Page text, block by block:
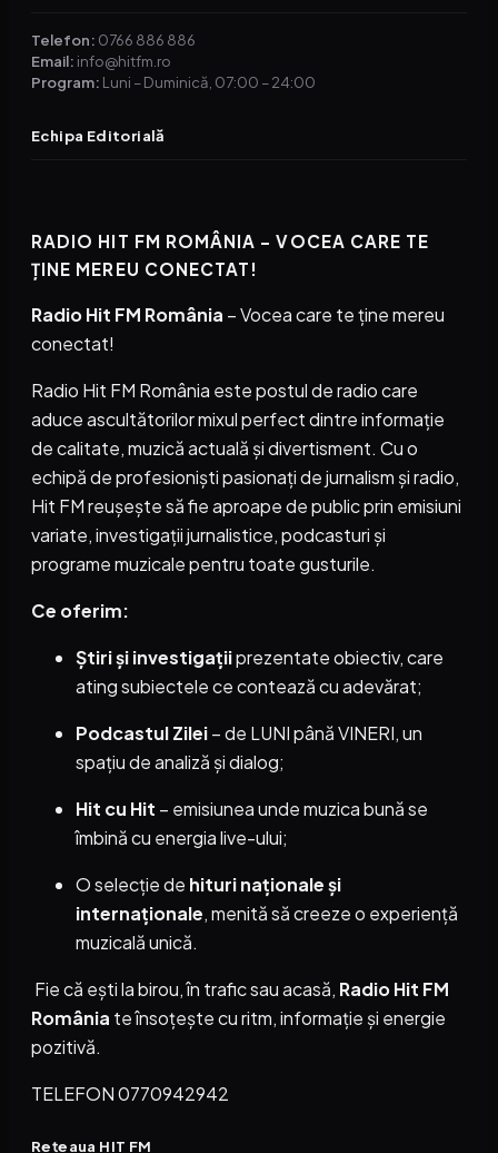
Telefon: 0766 886 886
Email: info@hitfm.ro
Program: Luni – Duminică, 07:00 – 24:00
Echipa Editorială
RADIO HIT FM ROMÂNIA – VOCEA CARE TE
ȚINE MEREU CONECTAT!
Radio Hit FM România – Vocea care te ține mereu
conectat!
Radio Hit FM România este postul de radio care
aduce ascultătorilor mixul perfect dintre informație
de calitate, muzică actuală și divertisment. Cu o
echipă de profesioniști pasionați de jurnalism și radio,
Hit FM reușește să fie aproape de public prin emisiuni
variate, investigații jurnalistice, podcasturi și
programe muzicale pentru toate gusturile.
Ce oferim:
Știri și investigațiiprezentate obiectiv, care
ating subiectele ce contează cu adevărat;
Podcastul Zilei– de LUNI până VINERI, un
spațiu de analiză și dialog;
Hit cu Hit – emisiunea unde muzica bună se
îmbină cu energia live-ului;
O selecție de hituri naționale și
internaționale, menită să creeze o experiență
muzicală unică.
Fie că ești la birou, în trafic sau acasă, Radio Hit FM
România te însoțește cu ritm, informație și energie
pozitivă.
TELEFON 0770942942
Rețeaua HIT FM